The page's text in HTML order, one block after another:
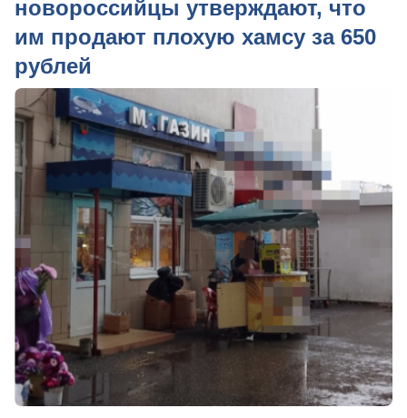
новороссийцы утверждают, что
им продают плохую хамсу за 650
рублей